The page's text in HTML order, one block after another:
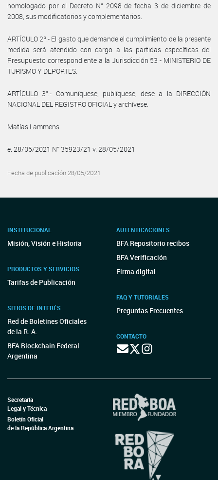
homologado por el Decreto N° 2098 de fecha 3 de diciembre de
2008, sus modificatorios y complementarios.
ARTÍCULO 2º.- El gasto que demande el cumplimiento de la presente
medida será atendido con cargo a las partidas específicas del
Presupuesto correspondiente a la Jurisdicción 53 - MINISTERIO DE
TURISMO Y DEPORTES.
ARTÍCULO 3°.- Comuníquese, publíquese, dese a la DIRECCIÓN
NACIONAL DEL REGISTRO OFICIAL y archívese.
Matías Lammens
e. 28/05/2021 N° 35923/21 v. 28/05/2021
Fecha de publicación 28/05/2021
INSTITUCIONAL
Misión, Visión e Historia
PRODUCTOS Y SERVICIOS
Tarifas de Publicación
SITIOS DE INTERÉS
Red de Boletines Oficiales
de la R. A.
BFA Blockchain Federal
Argentina
AUTENTICACIONES
BFA Repositorio recibos
BFA Verificación
Firma digital
FAQ Y TUTORIALES
Preguntas Frecuentes
CONTACTO
Secretaría
Legal y Técnica
Boletín Oficial
de la República Argentina